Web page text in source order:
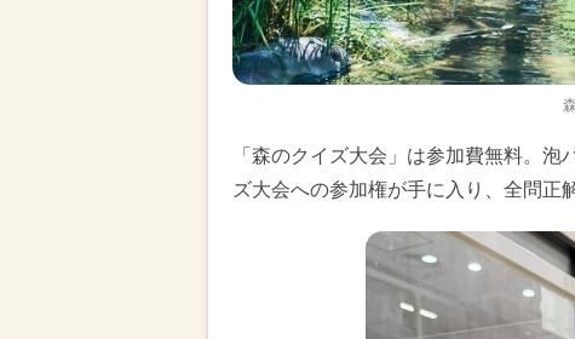
「森のクイズ大会」は参加費無料。
ズ大会への参加権が手に入り、全問正